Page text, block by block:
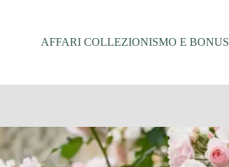
AFFARI COLLEZIONISMO E BONUS